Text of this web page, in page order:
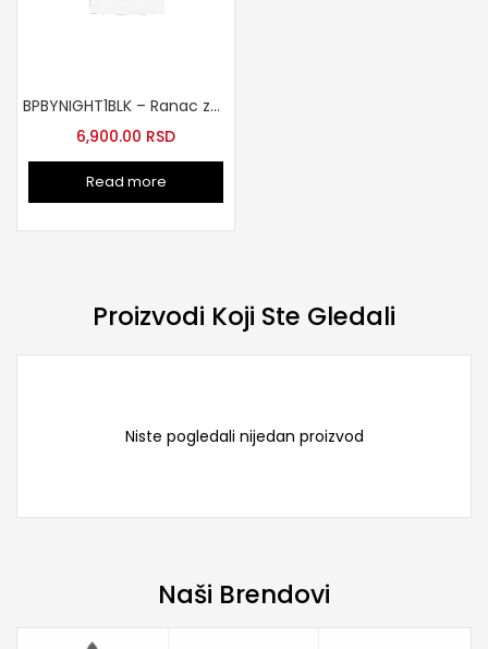
BPBYNIGHT1BLK – Ranac za laptop do 15.6″ crni
6,900.00 RSD
Read more
Proizvodi Koji Ste Gledali
Niste pogledali nijedan proizvod
Naši Brendovi